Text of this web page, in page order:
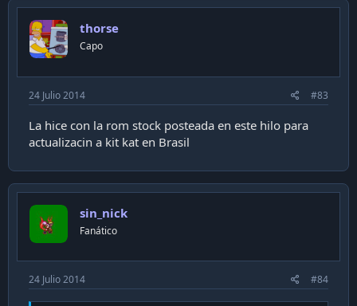
thorse
Capo
24 Julio 2014 #83
La hice con la rom stock posteada en este hilo para
actualizacin a kit kat en Brasil
sin_nick
Fanático
24 Julio 2014 #84